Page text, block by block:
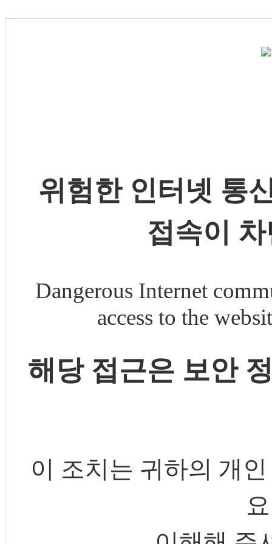
위험한 인터넷 통
접속이
Dangerous Internet
access to the
해당 접근은 보안
이 조치는 귀하의 개